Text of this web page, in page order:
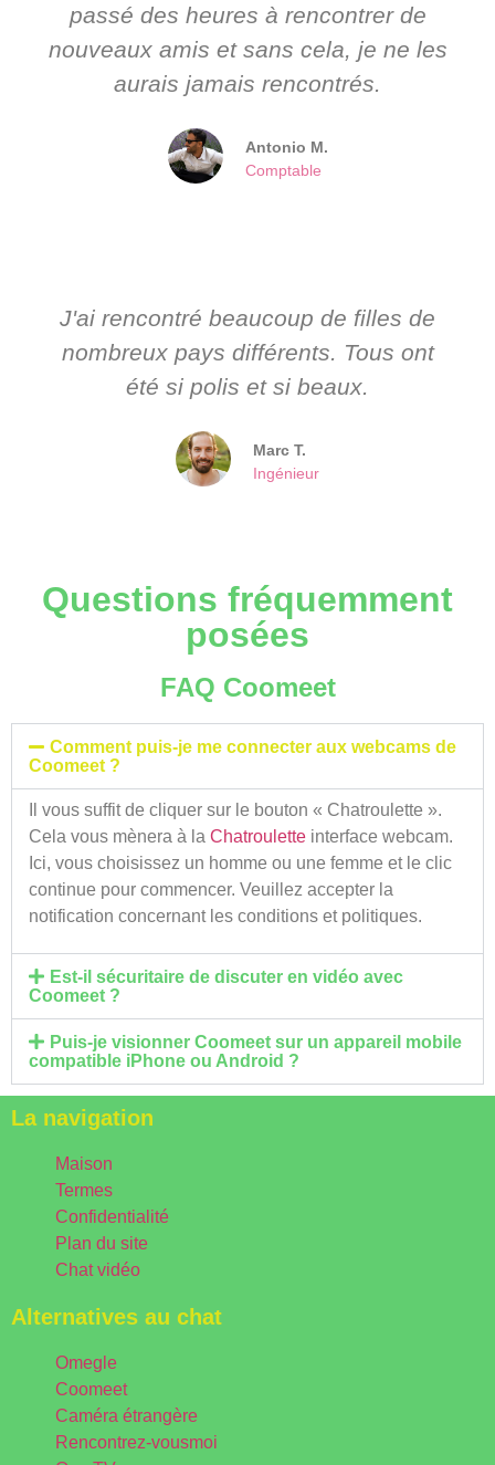
passé des heures à rencontrer de
nouveaux amis et sans cela, je ne les
aurais jamais rencontrés.
Antonio M.
Comptable
J'ai rencontré beaucoup de filles de
nombreux pays différents. Tous ont
été si polis et si beaux.
Marc T.
Ingénieur
Questions fréquemment
posées
FAQ Coomeet
Comment puis-je me connecter aux webcams de
Coomeet ?
Il vous suffit de cliquer sur le bouton « Chatroulette ».
Cela vous mènera à la Chatroulette interface webcam.
Ici, vous choisissez un homme ou une femme et le clic
continue pour commencer. Veuillez accepter la
notification concernant les conditions et politiques.
Est-il sécuritaire de discuter en vidéo avec
Coomeet ?
Puis-je visionner Coomeet sur un appareil mobile
compatible iPhone ou Android ?
La navigation
Maison
Termes
Confidentialité
Plan du site
Chat vidéo
Alternatives au chat
Omegle
Coomeet
Caméra étrangère
Rencontrez-vousmoi